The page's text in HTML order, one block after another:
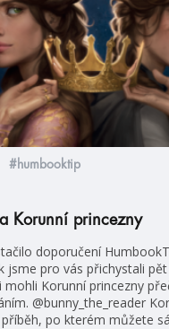
#humbooktip
Korunní princezny
doporučení
jsme pro vás přichystali
Korunní princezny
@bunny_the_reader
po kterém můžete